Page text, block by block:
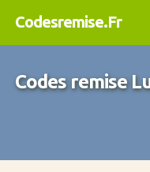
Codesremise.Fr
Codes remise